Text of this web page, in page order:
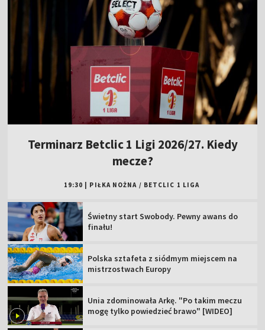
Terminarz Betclic 1 Ligi 2026/27. Kiedy
mecze?
19:30 PIŁKA NOŻNA / BETCLIC 1 LIGA
Świetny start Swobody. Pewny awans do
finału!
Polska sztafeta z siódmym miejscem na
mistrzostwach Europy
Unia zdominowała Arkę. "Po takim meczu
mogę tylko powiedzieć brawo" [WIDEO]